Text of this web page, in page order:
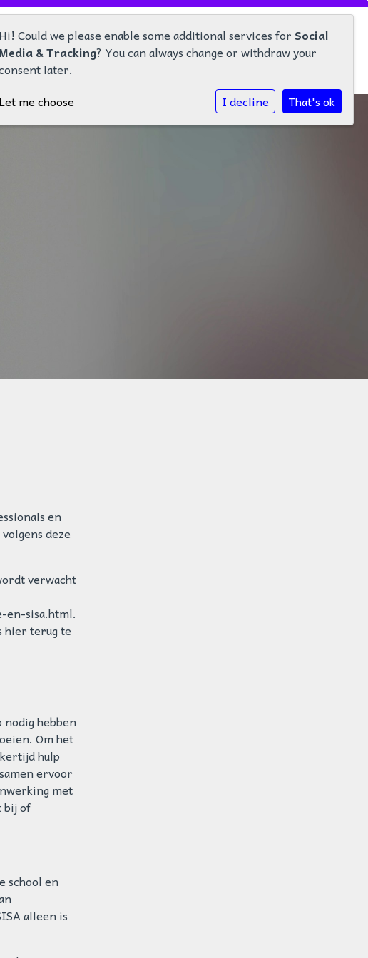
en
deze
verwacht
sisa.html.
hier terug te
hebben
Om het
hulp
ervoor
met
bij of
school en
alleen is
Hi! Could we please enable some additional services forSocial
Media & Tracking? You can always change or withdraw your
later.
Let me choose
I decline That's ok